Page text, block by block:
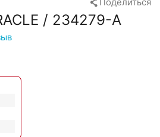
Поделиться
/ 234279-A